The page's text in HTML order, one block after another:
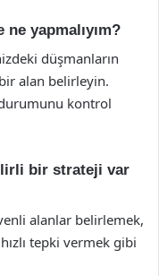
ne yapmalıyım?
düşmanların
alan belirleyin.
durumunu kontrol
bir strateji var
alanlar belirlemek,
tepki vermek gibi